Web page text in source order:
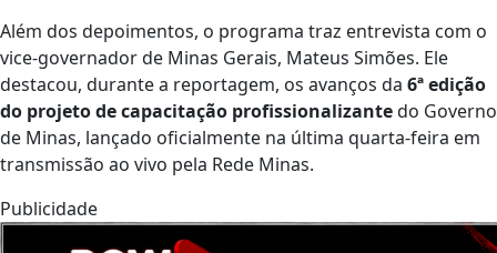
Além dos depoimentos, o programa traz entrevista com o
vice-governador de Minas Gerais, Mateus Simões. Ele
destacou, durante a reportagem, os avanços da 6ª edição
do projeto de capacitação profissionalizantedo Governo
de Minas, lançado oficialmente na última quarta-feira em
transmissão ao vivo pela Rede Minas.
Publicidade